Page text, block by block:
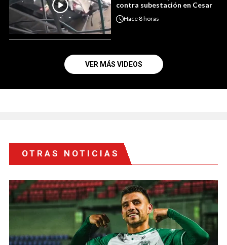
contra subestación en Cesar
Hace8 horas
VER MÁS VIDEOS
OTRAS NOTICIAS